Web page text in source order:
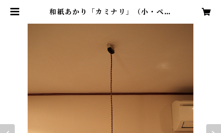
和紙あかり「カミナリ」（小・ペン